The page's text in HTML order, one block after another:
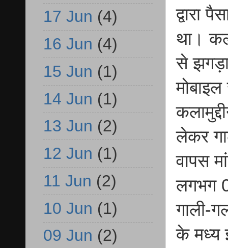
द्वारा
था।
से
लेकर
वापस
लगभग
गाली-
के मध्य
17 Jun (4)
16 Jun (4)
15 Jun (1)
14 Jun (1)
13 Jun (2)
12 Jun (1)
11 Jun (2)
10 Jun (1)
09 Jun (2)